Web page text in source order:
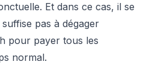
Et dans ce cas, il se
pas à dégager
pour payer tous les
normal.